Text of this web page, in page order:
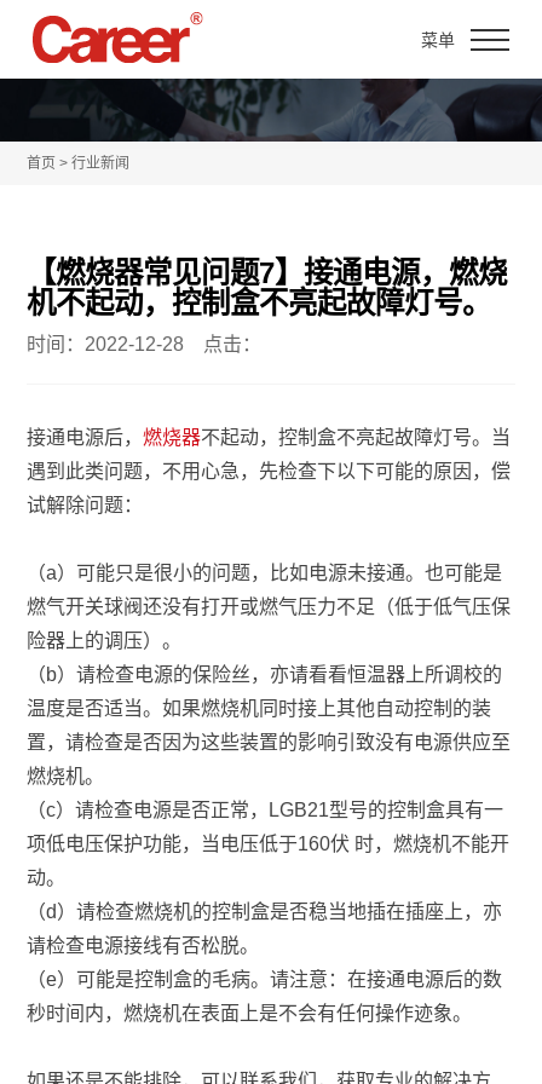
菜单
首页 > 行业新闻
【燃烧器常见问题7】接通电源，燃烧
机不起动，控制盒不亮起故障灯号。
时间：2022-12-28 点击：
接通电源后，燃烧器不起动，控制盒不亮起故障灯号。当
遇到此类问题，不用心急，先检查下以下可能的原因，偿
试解除问题：
（a）可能只是很小的问题，比如电源未接通。也可能是
燃气开关球阀还没有打开或燃气压力不足（低于低气压保
险器上的调压）。
（b）请检查电源的保险丝，亦请看看恒温器上所调校的
温度是否适当。如果燃烧机同时接上其他自动控制的装
置，请检查是否因为这些装置的影响引致没有电源供应至
燃烧机。
（c）请检查电源是否正常，LGB21型号的控制盒具有一
项低电压保护功能，当电压低于160伏 时，燃烧机不能开
动。
（d）请检查燃烧机的控制盒是否稳当地插在插座上，亦
请检查电源接线有否松脱。
（e）可能是控制盒的毛病。请注意：在接通电源后的数
秒时间内，燃烧机在表面上是不会有任何操作迹象。